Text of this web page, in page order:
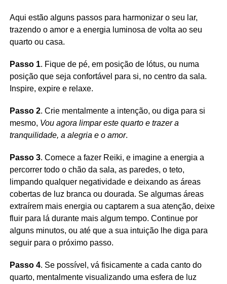
Aqui estão alguns passos para harmonizar o seu lar,
trazendo o amor e a energia luminosa de volta ao seu
quarto ou casa.
Passo 1. Fique de pé, em posição de lótus, ou numa
posição que seja confortável para si, no centro da sala.
Inspire, expire e relaxe.
Passo 2. Crie mentalmente a intenção, ou diga para si
mesmo, Vou agora limpar este quarto e trazer a
tranquilidade, a alegria e o amor.
Passo 3. Comece a fazer Reiki, e imagine a energia a
percorrer todo o chão da sala, as paredes, o teto,
limpando qualquer negatividade e deixando as áreas
cobertas de luz branca ou dourada. Se algumas áreas
extraírem mais energia ou captarem a sua atenção, deixe
fluir para lá durante mais algum tempo. Continue por
alguns minutos, ou até que a sua intuição lhe diga para
seguir para o próximo passo.
Passo 4. Se possível, vá fisicamente a cada canto do
quarto, mentalmente visualizando uma esfera de luz